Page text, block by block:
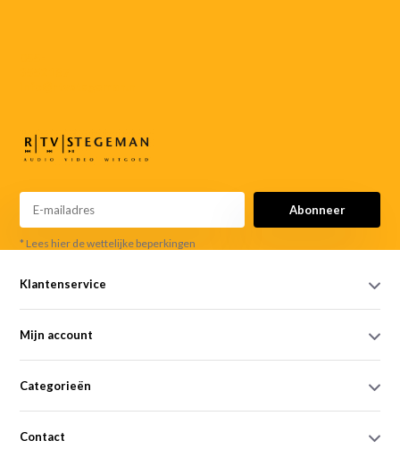
Abonneer
* Lees hier de wettelijke beperkingen
Klantenservice
Mijn account
Categorieën
Contact